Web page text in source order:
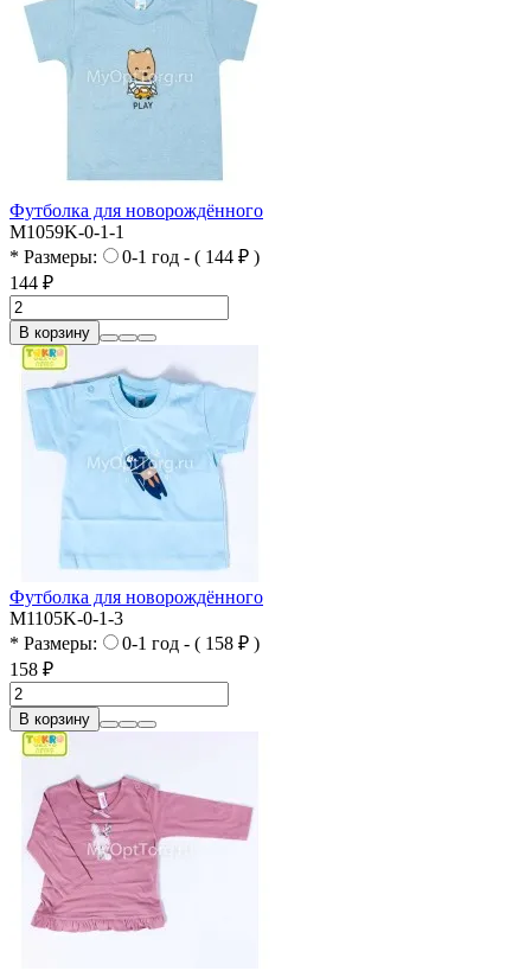
Футболка для новорождённого
M1059K-0-1-1
* Размеры:
0-1 год - ( 144 ₽ )
144 ₽
В корзину
Футболка для новорождённого
M1105K-0-1-3
* Размеры:
0-1 год - ( 158 ₽ )
158 ₽
В корзину